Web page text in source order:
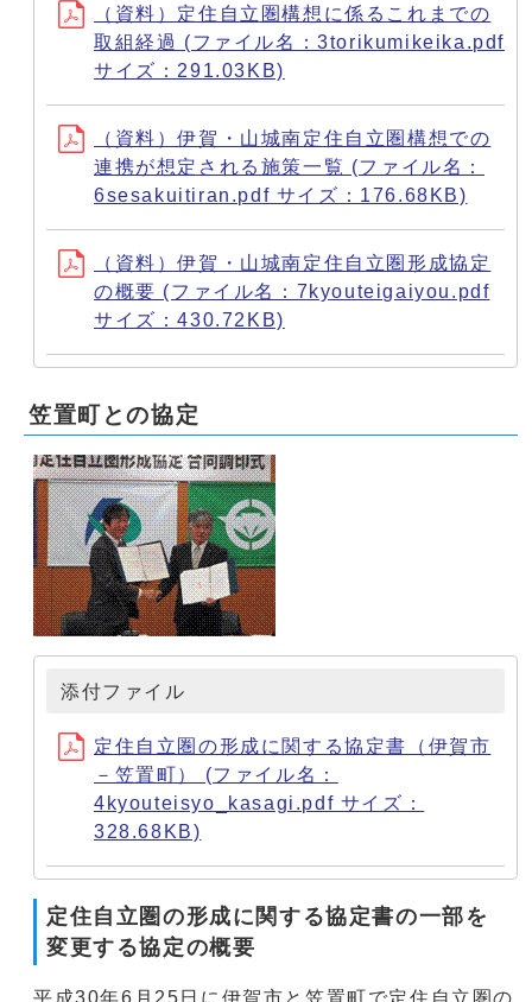
（資料）定住自立圏構想に係るこれまでの
取組経過 (ファイル名：3torikumikeika.pdf
サイズ：291.03KB)
（資料）伊賀・山城南定住自立圏構想での
連携が想定される施策一覧 (ファイル名：
6sesakuitiran.pdf サイズ：176.68KB)
（資料）伊賀・山城南定住自立圏形成協定
の概要 (ファイル名：7kyouteigaiyou.pdf
サイズ：430.72KB)
笠置町との協定
添付ファイル
定住自立圏の形成に関する協定書（伊賀市
－笠置町） (ファイル名：
4kyouteisyo_kasagi.pdf サイズ：
328.68KB)
定住自立圏の形成に関する協定書の一部を
変更する協定の概要
平成30年6月25日に伊賀市と笠置町で定住自立圏の